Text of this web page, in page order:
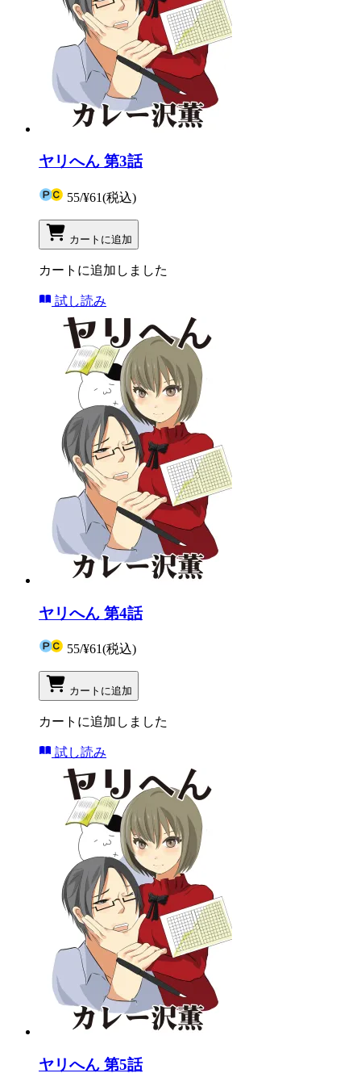
ヤリへん 第3話
55/¥61(税込)
カートに追加
カートに追加しました
試し読み
ヤリへん 第4話
55/¥61(税込)
カートに追加
カートに追加しました
試し読み
ヤリへん 第5話